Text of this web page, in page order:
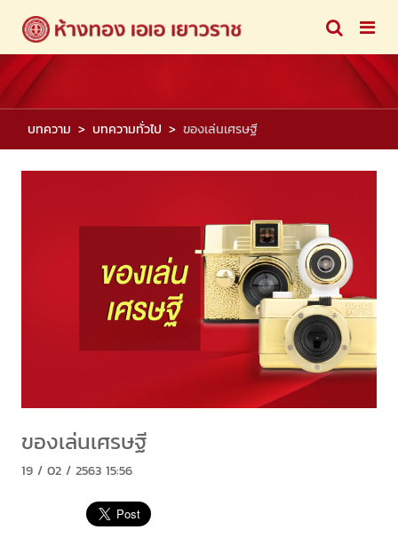
บทความ บทความทั่วไป ของเล่นเศรษฐี
ของเล่นเศรษฐี
19 / 02 / 2563 15:56